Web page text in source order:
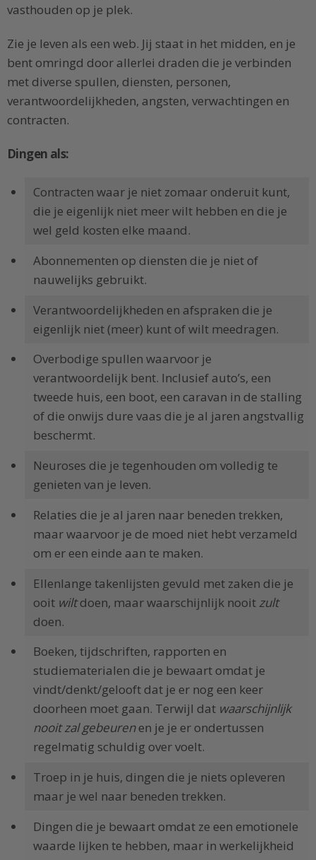
vasthouden op je plek.
Zie je leven als een web. Jij staat in het midden, en je
bent omringd door allerlei draden die je verbinden
met diverse spullen, diensten, personen,
verantwoordelijkheden, angsten, verwachtingen en
contracten.
Dingen als:
Contracten waar je niet zomaar onderuit kunt,
die je eigenlijk niet meer wilt hebben en die je
wel geld kosten elke maand.
Abonnementen op diensten die je niet of
nauwelijks gebruikt.
Verantwoordelijkheden en afspraken die je
eigenlijk niet (meer) kunt of wilt meedragen.
Overbodige spullen waarvoor je
verantwoordelijk bent. Inclusief auto’s, een
tweede huis, een boot, een caravan in de stalling
of die onwijs dure vaas die je al jaren angstvallig
beschermt.
Neuroses die je tegenhouden om volledig te
genieten van je leven.
Relaties die je al jaren naar beneden trekken,
maar waarvoor je de moed niet hebt verzameld
om er een einde aan te maken.
Ellenlange takenlijsten gevuld met zaken die je
ooit wiltdoen, maar waarschijnlijk nooit zult
doen.
Boeken, tijdschriften, rapporten en
studiematerialen die je bewaart omdat je
vindt/denkt/gelooft dat je er nog een keer
doorheen moet gaan. Terwijl dat waarschijnlijk
nooit zal gebeurenen je je er ondertussen
regelmatig schuldig over voelt.
Troep in je huis, dingen die je niets opleveren
maar je wel naar beneden trekken.
Dingen die je bewaart omdat ze een emotionele
waarde lijken te hebben, maar in werkelijkheid